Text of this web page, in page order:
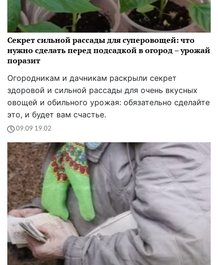
Секрет сильной рассады для суперовощей: что
нужно сделать перед подсадкой в огород – урожай
поразит
Огородникам и дачникам раскрыли секрет
здоровой и сильной рассады для очень вкусных
овощей и обильного урожая: обязательно сделайте
это, и будет вам счастье.
09:09 19.02